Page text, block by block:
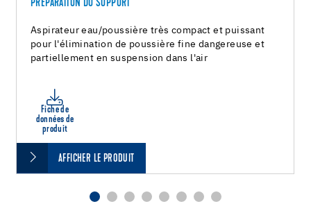
PRÉPARATION DU SUPPORT
Aspirateur eau/poussière très compact et puissant
pour l'élimination de poussière fine dangereuse et
partiellement en suspension dans l'air
Fiche de
données de
produit
AFFICHER LE PRODUIT